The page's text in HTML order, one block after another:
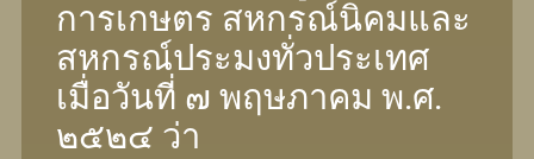
การเกษตร สหกรณ์นิคมและ
สหกรณ์ประมงทั่วประเทศ
เมื่อวันที่ ๗ พฤษภาคม พ.ศ.
๒๕๒๔ ว่า